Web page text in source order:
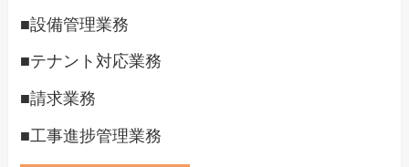
■設備管理業務
■テナント対応業務
■請求業務
■工事進捗管理業務